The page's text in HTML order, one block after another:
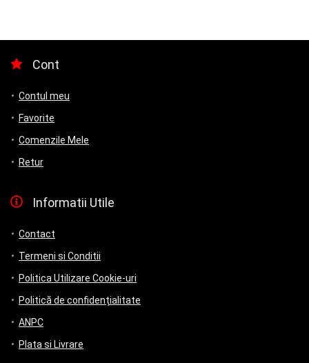
Cont
Contul meu
Favorite
Comenzile Mele
Retur
Informatii Utile
Contact
Termeni si Conditii
Politica Utilizare Cookie-uri
Politică de confidențialitate
ANPC
Plata si Livrare